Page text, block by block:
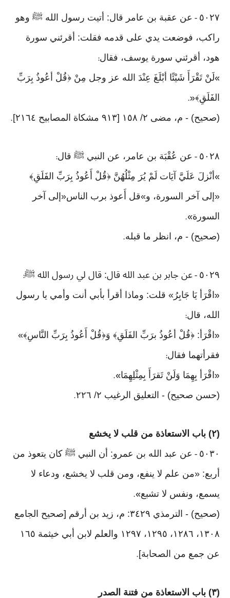
٥٠٢٧ - عن عقبة بن عامر قال: أتيت رسول الله ﷺ وهو
راكب، فوضعت يدي على قدمه فقلت: أقرئني سورة
هود، أقرئني سورة يوسف، فقال:
»لَنْ تَقْرَأَ شَيْئًا أبْلَغَ عِنْدَ الله عز وجل مِنْ ﴿قُلْ أعُوذُ بِرَبِّ
الفَلَقِ﴾«.
(صحيح) - م، مضى ٢/ ١٥٨ [٩١٣ مشكاة المصابيح ٢١٦٤] .
٥٠٢٨ - عن عُقْبَة بن عامر، عن النبي ﷺ قال:
» أنْزلَ عَلَيَّ آيَات لَمْ يُرَ مِثْلُهُنَّ ﴿قُلْ أَعُوذُ بِرَبِّ الفَلَقِ﴾
«إلى آخر السورة، و»قل أَعوذ برب الناس«إلى آخر
السورة».
(صحيح) - م، انظر ما قبله.
٥٠٢٩ - عن جابر بن عبد الله قال: قال لي رسول الله ﷺ:
« اقْرَأ يَا جَابِرُ» قلت: وماذا أقرأ بأبي أنت وأمي يا رسول
الله، قال:
« اقْرَأ: ﴿قُلْ أعُوذُ برَبِّ الفَلَقِ﴾ وَ﴿قُلْ أَعُوذُ بِرَبِّ النَّاسِ﴾»
فقرأتهما فقال:
« اقْرَأ بِهِمَا وَلَنْ تَقرَأَ بِمِثْلِهِمَا».
(حسن صحيح) - التعليق الرغيب ٢/ ٢٢٦ .
(٢) باب الاستعاذة من قلب لا يخشع
٥٠٣٠ - عن عبد الله بن عمرو: أن النبي ﷺ كان يتعوذ من
أربع: «من علم لا ينفع، ومن قلب لا يخشع، ودعاء لا
يسمع، ونفس لا تشبع».
(صحيح) - الترمذي ٣٤٢٩: م، زيد بن أرقم [صحيح الجامع
١٣٠٨، ١٢٨٦، ١٢٩٥، ١٢٩٧ والعلم لابن أبي خيثمة ١٦٥
عن جمع من الصحابة].
(٣) باب الاستعاذة من فتنة الصدر